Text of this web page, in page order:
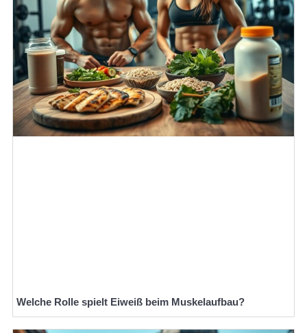
Welche Rolle spielt Eiweiß beim Muskelaufbau?